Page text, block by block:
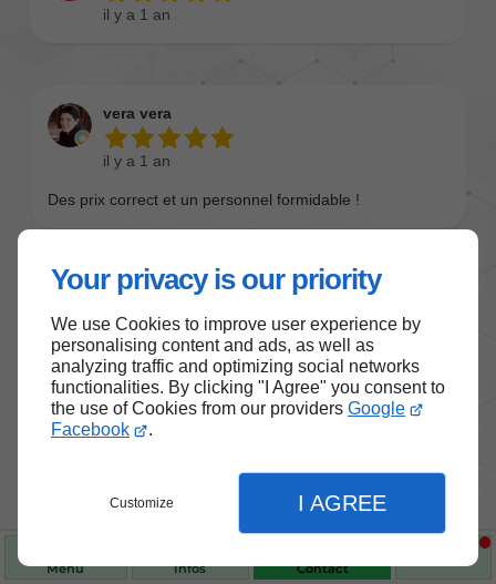
Your privacy is our priority
We use Cookies to improve user experience by
personalising content and ads, as well as
analyzing traffic and optimizing social networks
functionalities. By clicking "I Agree" you consent to
the use of Cookies from our providers Google
Facebook
.
Customize I AGREE
Menu Infos Contact
Nos produits de santé et de